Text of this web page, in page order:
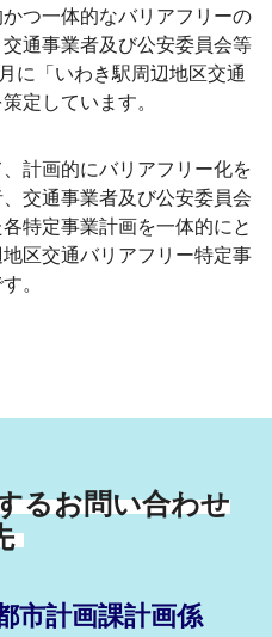
つ一体的なバリアフリーの
通事業者及び公安委員会等
に「いわき駅周辺地区交通
定しています。
計画的にバリアフリー化を
交通事業者及び公安委員会
特定事業計画を一体的にと
区交通バリアフリー特定事
。
るお問い合わせ
市計画課計画係